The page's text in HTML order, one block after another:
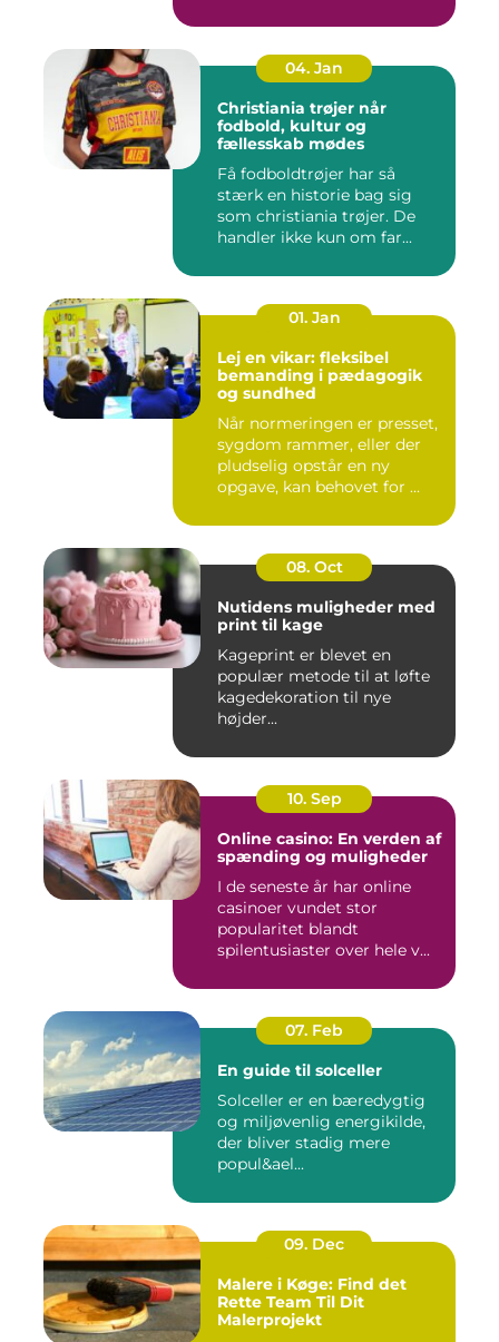
04. Jan
Christiania trøjer når
fodbold, kultur og
fællesskab mødes
Få fodboldtrøjer har så
stærk en historie bag sig
som christiania trøjer. De
handler ikke kun om far...
01. Jan
Lej en vikar: fleksibel
bemanding i pædagogik
og sundhed
Når normeringen er presset,
sygdom rammer, eller der
pludselig opstår en ny
opgave, kan behovet for ...
08. Oct
Nutidens muligheder med
print til kage
Kageprint er blevet en
populær metode til at løfte
kagedekoration til nye
højder...
10. Sep
Online casino: En verden af
spænding og muligheder
I de seneste år har online
casinoer vundet stor
popularitet blandt
spilentusiaster over hele v...
07. Feb
En guide til solceller
Solceller er en bæredygtig
og miljøvenlig energikilde,
der bliver stadig mere
popul&ael...
09. Dec
Malere i Køge: Find det
Rette Team Til Dit
Malerprojekt